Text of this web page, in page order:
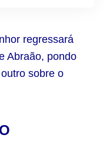
regressará
Abraão, pondo
sobre o